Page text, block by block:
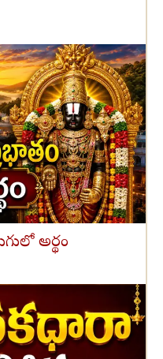
అర్థం